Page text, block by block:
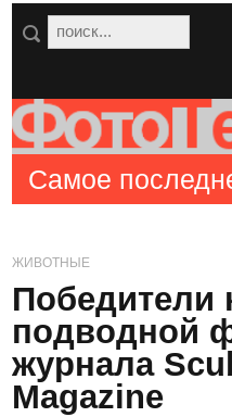
Самое
ЖИВОТНЫЕ
Победители
подводной
журнала
Magazine